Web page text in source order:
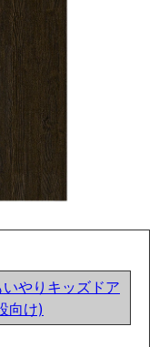
いやりキッズドア
向け)